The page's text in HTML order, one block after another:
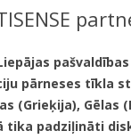
pārneses
(Grieķija), Gēlas
tika padziļināti